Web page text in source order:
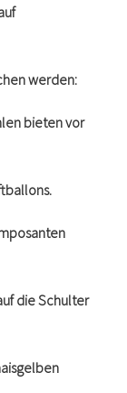
werden:
bieten vor
die Schulter